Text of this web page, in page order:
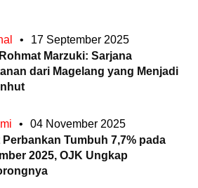
•
17 September 2025
Marzuki: Sarjana
dari Magelang yang Menjadi
•
04 November 2025
Perbankan Tumbuh 7,7% pada
2025, OJK Ungkap